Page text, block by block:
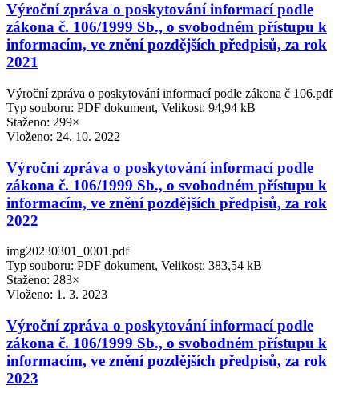
Výroční zpráva o poskytování informací podle
zákona č. 106/1999 Sb., o svobodném přístupu k
informacím, ve znění pozdějších předpisů, za rok
2021
Výroční zpráva o poskytování informací podle zákona č 106.pdf
Typ souboru: PDF dokument, Velikost: 94,94 kB
Staženo: 299×
Vloženo: 24. 10. 2022
Výroční zpráva o poskytování informací podle
zákona č. 106/1999 Sb., o svobodném přístupu k
informacím, ve znění pozdějších předpisů, za rok
2022
img20230301_0001.pdf
Typ souboru: PDF dokument, Velikost: 383,54 kB
Staženo: 283×
Vloženo: 1. 3. 2023
Výroční zpráva o poskytování informací podle
zákona č. 106/1999 Sb., o svobodném přístupu k
informacím, ve znění pozdějších předpisů, za rok
2023